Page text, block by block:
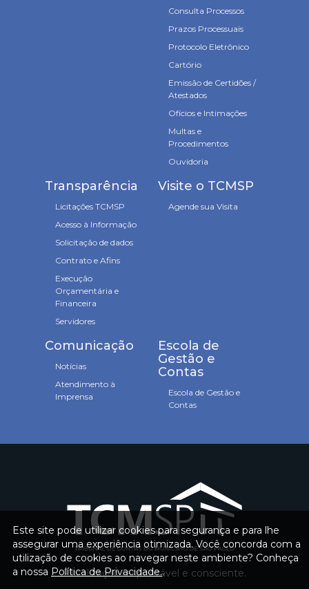
Este site pode utilizar cookies para segurança e para lhe
assegurar uma experiência otimizada. Você concorda com a
utilização de cookies ao navegar neste ambiente? Conheça
a nossa Política de Privacidade..
Consulta Processos
Prazos Processuais
Protocolo Eletrônico
Cartório
Emissão de Certidões /
Atestados
Ofícios e Intimações
Multas e
Procedimentos
Ouvidoria
Transparência
Licitações TCMSP
Acesso à Informação
Solicitação de dados
Contrato e Afins
Execução
Orçamentária e
Financeira
Servidores
Visite o TCMSP
Agende sua Visita
Comunicação
Notícias
Atendimento à
Imprensa
Escola de
Gestão e
Contas
Escola de Gestão e
Contas
Fiscalização responsável e consciente.